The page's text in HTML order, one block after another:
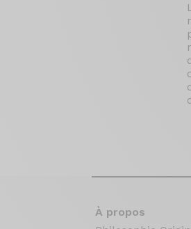
À propos